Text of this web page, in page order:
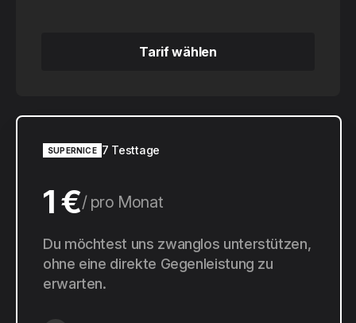
Tarif wählen
SUPERNICE 7 Testtage
1 € pro Monat
10 € pro Jahr
Du möchtest uns zwanglos unterstützen,
ohne eine direkte Gegenleistung zu
erwarten.